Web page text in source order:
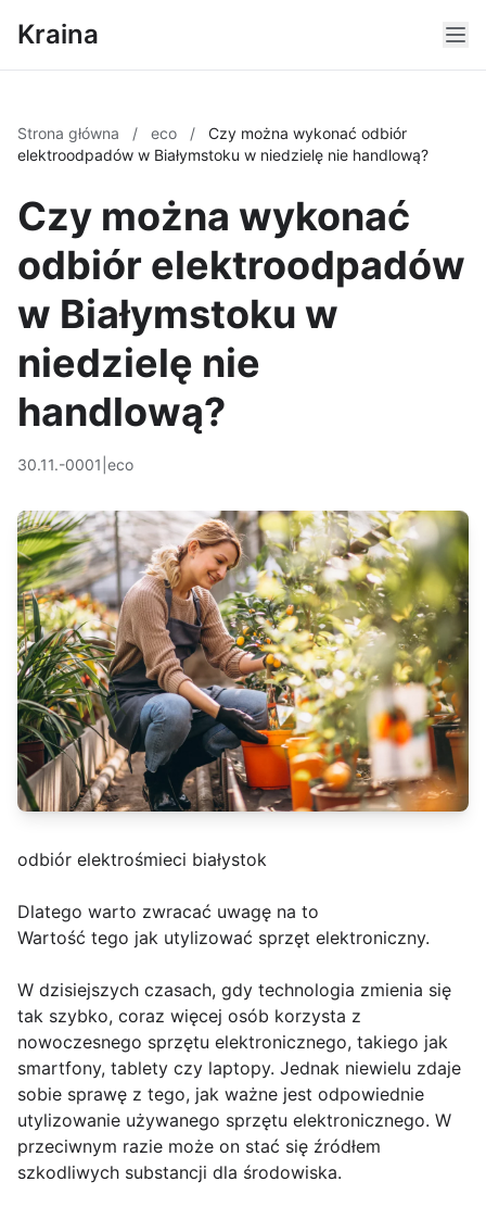
Kraina
Strona główna / eco /
Czy można wykonać odbiór
elektroodpadów w Białymstoku w niedzielę nie handlową?
Czy można wykonać
odbiór elektroodpadów
w Białymstoku w
niedzielę nie
handlową?
30.11.-0001 eco
odbiór elektrośmieci białystok
Dlatego warto zwracać uwagę na to
Wartość tego jak utylizować sprzęt elektroniczny.
W dzisiejszych czasach, gdy technologia zmienia się
tak szybko, coraz więcej osób korzysta z
nowoczesnego sprzętu elektronicznego, takiego jak
smartfony, tablety czy laptopy. Jednak niewielu zdaje
sobie sprawę z tego, jak ważne jest odpowiednie
utylizowanie używanego sprzętu elektronicznego. W
przeciwnym razie może on stać się źródłem
szkodliwych substancji dla środowiska.